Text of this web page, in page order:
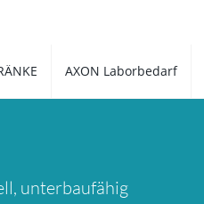
AXON Laborbedarf
unterbaufähig